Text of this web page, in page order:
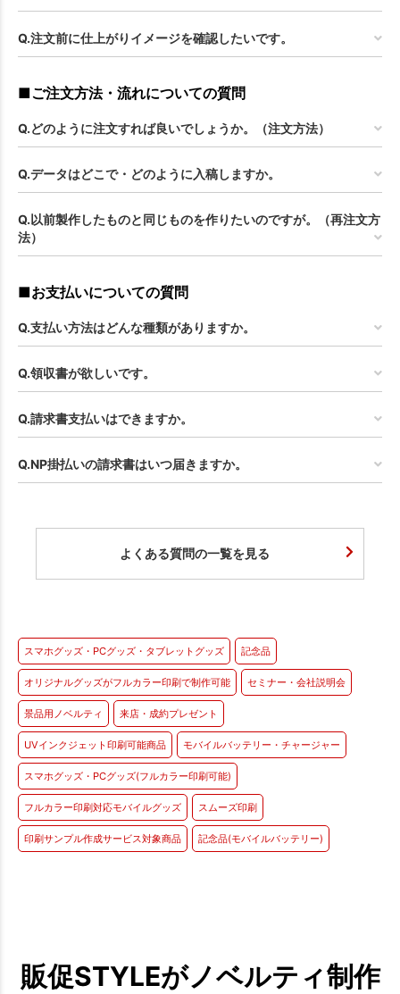
Q.注文前に仕上がりイメージを確認したいです。
■ご注文方法・流れについての質問
Q.どのように注文すれば良いでしょうか。（注文方法）
Q.データはどこで・どのように入稿しますか。
Q.以前製作したものと同じものを作りたいのですが。（再注文方
法）
■お支払いについての質問
Q.支払い方法はどんな種類がありますか。
Q.領収書が欲しいです。
Q.請求書支払いはできますか。
Q.NP掛払いの請求書はいつ届きますか。
よくある質問の一覧を見る
スマホグッズ・PCグッズ・タブレットグッズ 記念品
オリジナルグッズがフルカラー印刷で制作可能 セミナー・会社説明会
景品用ノベルティ 来店・成約プレゼント
UVインクジェット印刷可能商品 モバイルバッテリー・チャージャー
スマホグッズ・PCグッズ(フルカラー印刷可能)
フルカラー印刷対応モバイルグッズ スムーズ印刷
印刷サンプル作成サービス対象商品 記念品(モバイルバッテリー)
販促STYLEがノベルティ制作